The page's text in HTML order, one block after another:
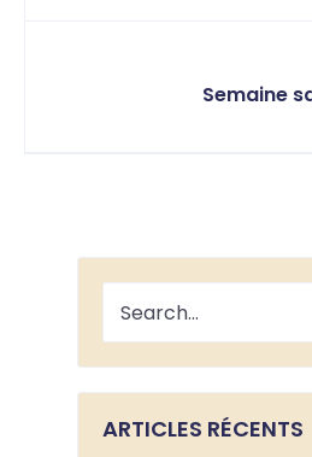
Semaine
ARTICLES RÉCENTS